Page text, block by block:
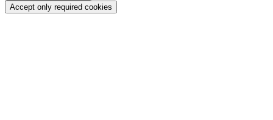
Accept only required cookies